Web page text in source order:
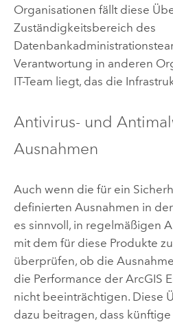
Organisationen fällt diese
Zuständigkeitsbereich des
Verantwortung in anderen
IT-Team liegt, das die
Antivirus- und
Ausnahmen
Auch wenn die für ein
definierten Ausnahmen in
es sinnvoll, in regelmäßigen
mit dem für diese Produkte
überprüfen, ob die
die Performance der ArcGIS
nicht beeinträchtigen. Diese
dazu beitragen, dass